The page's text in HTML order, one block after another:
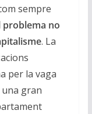
sempre
problema no
. La
per la vaga
una gran